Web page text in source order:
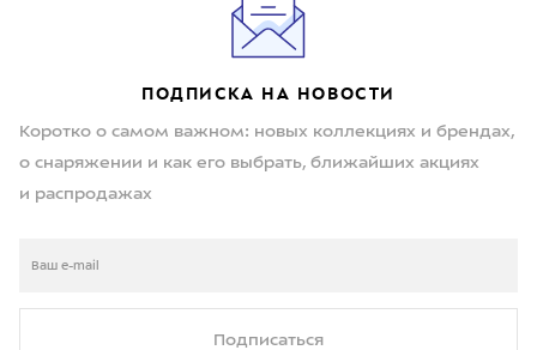
ПОДПИСКА НА НОВОСТИ
Коротко о самом важном: новых коллекциях и брендах,
о снаряжении и как его выбрать, ближайших акциях
и распродажах
Подписаться